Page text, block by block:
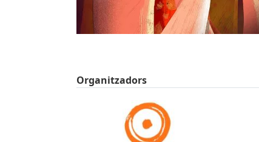
Organitzadors